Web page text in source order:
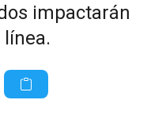
impactarán